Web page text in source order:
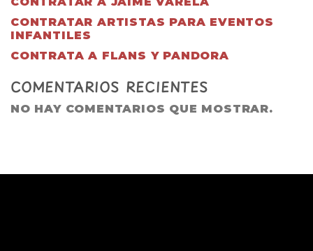
CONTRATAR ARTISTAS PARA EVENTOS
INFANTILES
CONTRATA A FLANS Y PANDORA
COMENTARIOS RECIENTES
NO HAY COMENTARIOS QUE MOSTRAR.